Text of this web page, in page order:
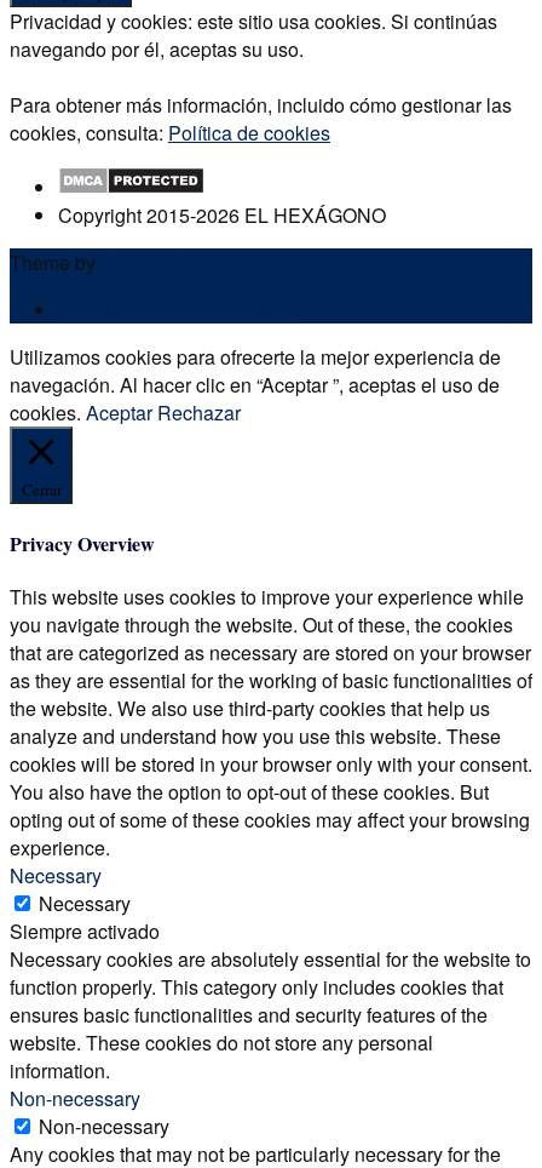
Privacidad y cookies: este sitio usa cookies. Si continúas
navegando por él, aceptas su uso.
Para obtener más información, incluido cómo gestionar las
cookies, consulta: Política de cookies
Copyright 2015-2026 EL HEXÁGONO
Theme by
Utilizamos cookies para ofrecerte la mejor experiencia de
navegación. Al hacer clic en “Aceptar ”, aceptas el uso de
cookies. Aceptar Rechazar
Cerrar
Privacy Overview
This website uses cookies to improve your experience while
you navigate through the website. Out of these, the cookies
that are categorized as necessary are stored on your browser
as they are essential for the working of basic functionalities of
the website. We also use third-party cookies that help us
analyze and understand how you use this website. These
cookies will be stored in your browser only with your consent.
You also have the option to opt-out of these cookies. But
opting out of some of these cookies may affect your browsing
experience.
Necessary
Necessary
Siempre activado
Necessary cookies are absolutely essential for the website to
function properly. This category only includes cookies that
ensures basic functionalities and security features of the
website. These cookies do not store any personal
information.
Non-necessary
Non-necessary
Any cookies that may not be particularly necessary for the